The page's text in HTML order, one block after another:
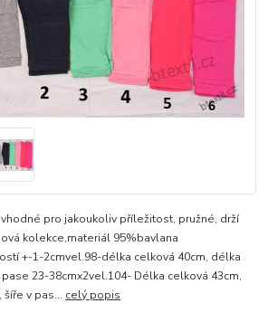
pro jakoukoliv příležitost, pružné, drží
kolekce,materiál 95%bavlana
+-1-2cmvel.98-délka celková 40cm, délka
23-38cmx2vel.104- Délka celková 43cm,
v pas... celý popis